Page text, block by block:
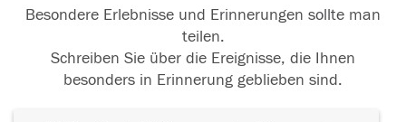
Besondere Erlebnisse und Erinnerungen sollte man
teilen.
Schreiben Sie über die Ereignisse, die Ihnen
besonders in Erinnerung geblieben sind.